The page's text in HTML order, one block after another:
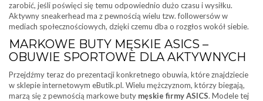
zarobić, jeśli poświęci się temu odpowiednio dużo czasu i wysiłku.
Aktywny sneakerhead ma z pewnością wielu tzw. followersów w
mediach społecznościowych, dzięki czemu dba o rozgłos wokół siebie.
MARKOWE BUTY MĘSKIE ASICS –
OBUWIE SPORTOWE DLA AKTYWNYCH
Przejdźmy teraz do prezentacji konkretnego obuwia, które znajdziecie
w sklepie internetowym eButik.pl. Wielu mężczyznom, którzy biegają,
marzą się z pewnością markowe buty męskie firmy ASICS. Modele tej